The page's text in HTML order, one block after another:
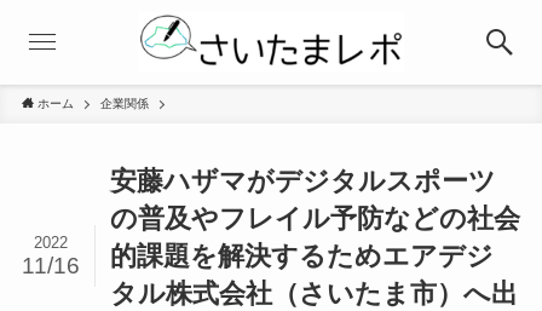
ホーム 企業関係
安藤ハザマがデジタルスポーツ
の普及やフレイル予防などの社会
的課題を解決するためエアデジ
タル株式会社（さいたま市）へ出
2022
11/16